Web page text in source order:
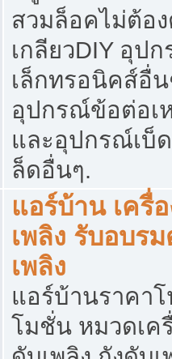
สวมล็อคไม่ต้อ
เกลียวDIY อุป
เล็กทรอนิคส์อื่
อุปกรณ์ข้อต่อเ
และอุปกรณ์เบ็
ล็ดอื่นๆ.
แอร์บ้าน เครื่
เพลิง รับอบร
เพลิง
แอร์บ้านราคาโ
โมชั่น หมวดเค